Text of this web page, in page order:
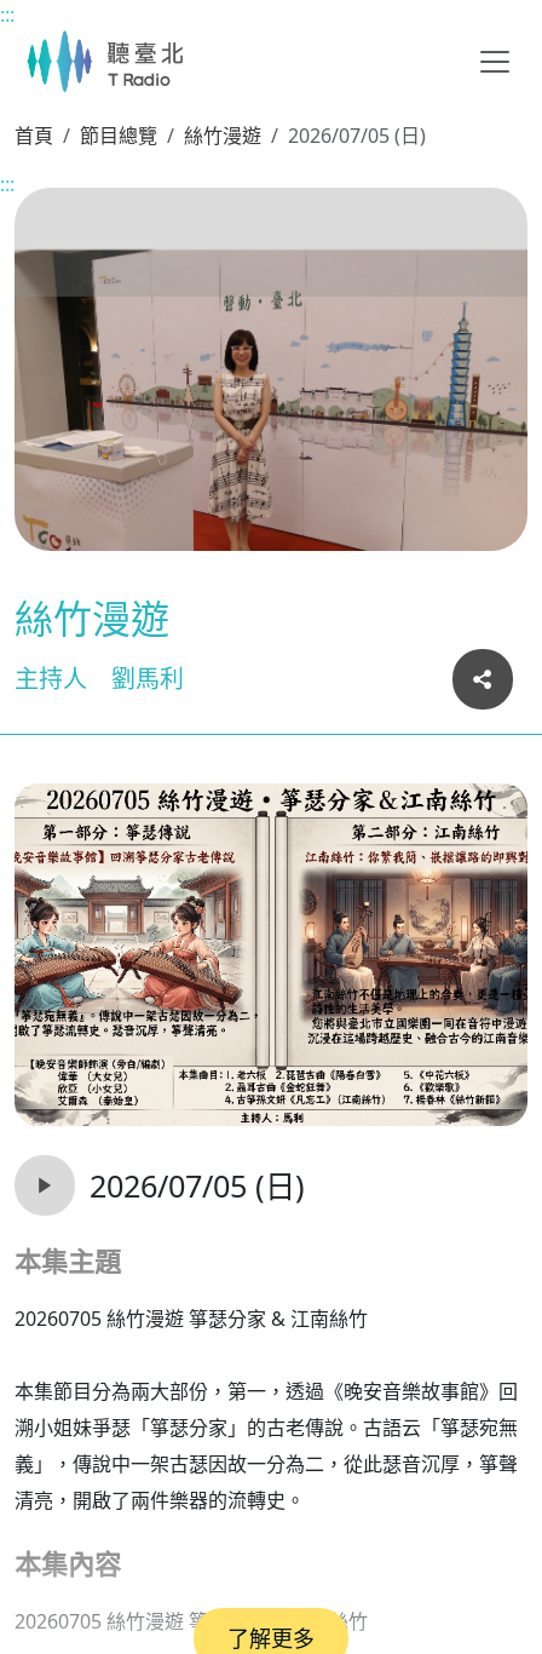
主要內容區塊
:::
首頁 節目總覽 絲竹漫遊
2026/07/05 (日)
:::
絲竹漫遊
主持人 劉馬利
2026/07/05 (日)
本集主題
20260705 絲竹漫遊 箏瑟分家 & 江南絲竹
本集節目分為兩大部份，第一，透過《晚安音樂故事館》回
溯小姐妹爭瑟「箏瑟分家」的古老傳說。古語云「箏瑟宛無
義」，傳說中一架古瑟因故一分為二，從此瑟音沉厚，箏聲
清亮，開啟了兩件樂器的流轉史。
本集內容
20260705 絲竹漫遊 箏瑟分家 & 江南絲竹
了解更多